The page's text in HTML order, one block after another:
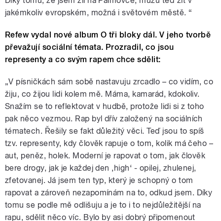
jakémkoliv evropském, možná i světovém městě. “
Refew vydal nové album O tři bloky dál. V jeho tvorbě
převažují sociální témata. Prozradil, co jsou
representy a co svým rapem chce sdělit:
„V písničkách sám sobě nastavuju zrcadlo – co vidím, co
žiju, co žijou lidi kolem mě. Máma, kamarád, kdokoliv.
Snažím se to reflektovat v hudbě, protože lidi si z toho
pak něco vezmou. Rap byl dřív založený na sociálních
tématech. Řešily se fakt důležitý věci. Teď jsou to spíš
tzv. representy, kdy člověk rapuje o tom, kolik má čeho –
aut, peněz, holek. Moderní je rapovat o tom, jak člověk
bere drogy, jak je každej den ‚high‘ - opilej, zhulenej,
zfetovanej. Já jsem ten typ, který je schopný o tom
rapovat a zároveň nezapomínám na to, odkud jsem. Díky
tomu se podle mě odlišuju a je to i to nejdůležitější na
rapu, sdělit něco víc. Bylo by asi dobrý připomenout